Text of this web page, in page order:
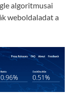
algoritmusai
weboldaladat a